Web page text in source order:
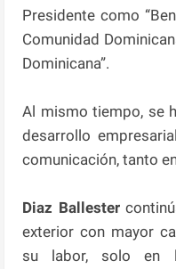
Presidente como
Comunidad
Dominicana”.
Al mismo tiempo, se
desarrollo
comunicación, tanto
Diaz Ballester
exterior con mayor
su labor, solo en